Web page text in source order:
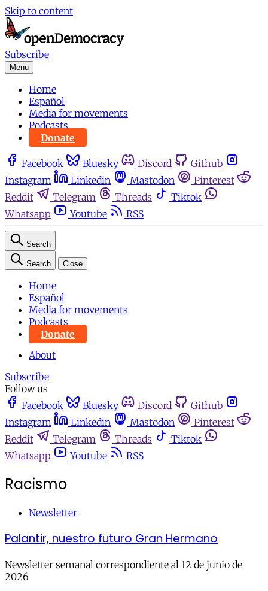
Skip to content
Subscribe
Menu
Home
Español
Media for movements
Podcasts
Donate
Facebook Bluesky Discord
Github
Instagram
Linkedin Mastodon
Pinterest
Reddit
Telegram Threads
Tiktok
Whatsapp
Youtube RSS
Search
Search Close
Home
Español
Media for movements
Podcasts
Donate
About
Subscribe
Follow us
Facebook
Bluesky Discord
Github
Instagram
Linkedin Mastodon
Pinterest
Reddit
Telegram Threads
Tiktok
Whatsapp
Youtube RSS
Racismo
Newsletter
Palantir, nuestro futuro Gran Hermano
Newsletter semanal correspondiente al 12 de junio de
2026